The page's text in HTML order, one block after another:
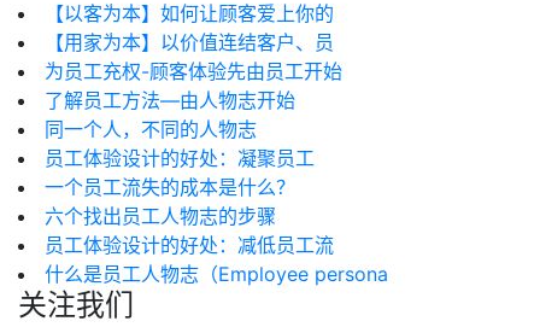
【以客为本】如何让顾客爱上你的
【用家为本】以价值连结客户、员
为员工充权-顾客体验先由员工开始
了解员工方法—由人物志开始
同一个人，不同的人物志
员工体验设计的好处：凝聚员工
一个员工流失的成本是什么？
六个找出员工人物志的步骤
员工体验设计的好处：减低员工流
什么是员工人物志（Employee persona
关注我们